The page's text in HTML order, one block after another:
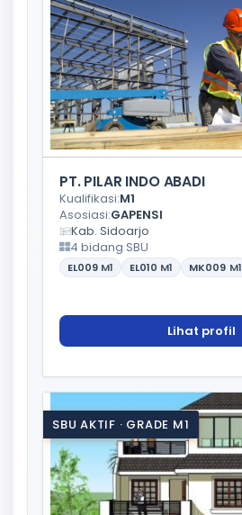
PT. PILAR INDO ABADI
Kualifikasi:M1
Asosiasi:GAPENSI
Kab. Sidoarjo
4 bidang SBU
EL009 M1 EL010 M1 MK009 M1
Lihat profil
SBU AKTIF · GRADE M1